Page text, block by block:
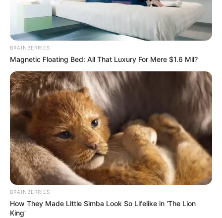
BRAINBERRIES
Magnetic Floating Bed: All That Luxury For Mere $1.6 Mil?
BRAINBERRIES
How They Made Little Simba Look So Lifelike in 'The Lion
King'